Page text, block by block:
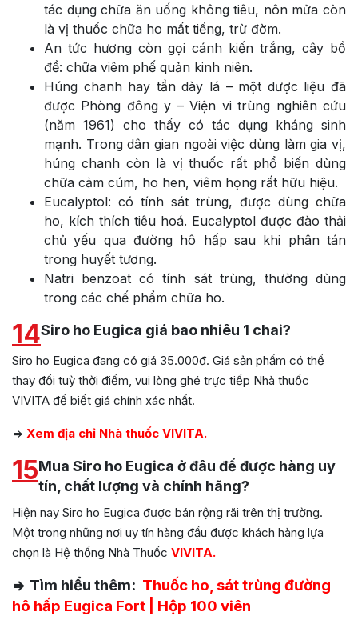
tác dụng chữa ăn uống không tiêu, nôn mửa còn
là vị thuốc chữa ho mất tiếng, trừ đờm.
An tức hương còn gọi cánh kiến trắng, cây bồ
đề: chữa viêm phế quản kinh niên.
Húng chanh hay tần dày lá – một dược liệu đã
được Phòng đông y – Viện vi trùng nghiên cứu
(năm 1961) cho thấy có tác dụng kháng sinh
mạnh. Trong dân gian ngoài việc dùng làm gia vị,
húng chanh còn là vị thuốc rất phổ biến dùng
chữa cảm cúm, ho hen, viêm họng rất hữu hiệu.
Eucalyptol: có tính sát trùng, được dùng chữa
ho, kích thích tiêu hoá. Eucalyptol được đào thải
chủ yếu qua đường hô hấp sau khi phân tán
trong huyết tương.
Natri benzoat có tính sát trùng, thường dùng
trong các chế phẩm chữa ho.
14Siro ho Eugica giá bao nhiêu 1 chai?
Siro ho Eugica đang có giá 35.000đ. Giá sản phẩm có thể
thay đổi tuỳ thời điểm, vui lòng ghé trực tiếp Nhà thuốc
VIVITA để biết giá chính xác nhất.
=> Xem địa chỉ Nhà thuốc VIVITA.
15Mua Siro ho Eugica ở đâu để được hàng uy
tín, chất lượng và chính hãng?
Hiện nay Siro ho Eugica được bán rộng rãi trên thị trường.
Một trong những nơi uy tín hàng đầu được khách hàng lựa
chọn là Hệ thống Nhà Thuốc VIVITA.
=> Tìm hiểu thêm: Thuốc ho, sát trùng đường
hô hấp Eugica Fort | Hộp 100 viên